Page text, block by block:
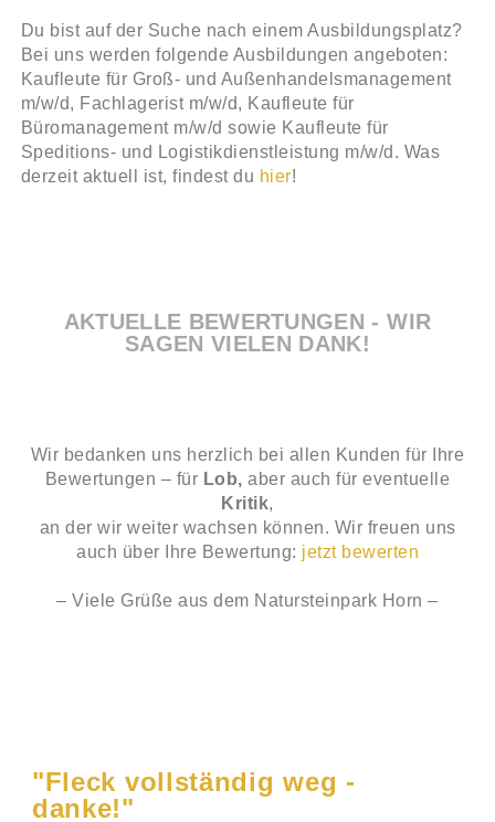
Du bist auf der Suche nach einem Ausbildungsplatz?
Bei uns werden folgende Ausbildungen angeboten:
Kaufleute für Groß- und Außenhandelsmanagement
m/w/d, Fachlagerist m/w/d, Kaufleute für
Büromanagement m/w/d sowie Kaufleute für
Speditions- und Logistikdienstleistung m/w/d. Was
derzeit aktuell ist, findest du hier!
AKTUELLE BEWERTUNGEN - WIR
SAGEN VIELEN DANK!
Wir bedanken uns herzlich bei allen Kunden für Ihre
Bewertungen – für Lob, aber auch für eventuelle
Kritik,
an der wir weiter wachsen können. Wir freuen uns
auch über Ihre Bewertung: jetzt bewerten
– Viele Grüße aus dem Natursteinpark Horn –
"Fleck vollständig weg -
danke!"